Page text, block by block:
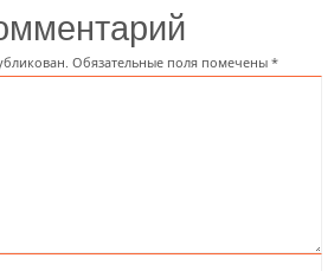
Обязательные поля помечены *